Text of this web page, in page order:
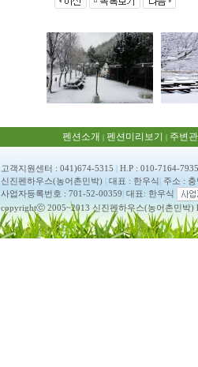
펜션소개 | 펜션미리보기 | 주변
고객지원센터 : 041)674-5315 | H.P : 010-7164-7935
신진펜하우스(농어촌민박) | 대표 : 한우식| 주소 :
사업자등록번호 : 701-52-00359 대표: 한우식
copyrightⓒ 2005~2013 신진펜하우스(농어촌민박)